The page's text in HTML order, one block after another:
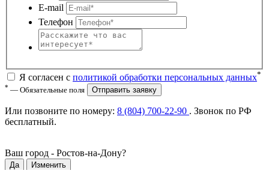
E-mail
Телефон
Я согласен с политикой обработки персональных данных*
* — Обязательные поля Отправить заявку
Или позвоните по номеру: 8 (804) 700-22-90 . Звонок по РФ
бесплатный.
Ваш город - Ростов-на-Дону?
Да Изменить